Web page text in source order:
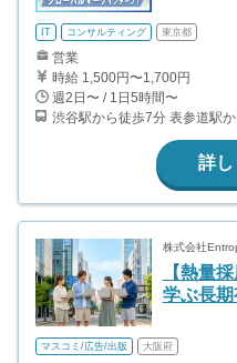
IT コンサルティング 東京都
営業
時給 1,500円〜1,700円
週2日〜 / 1日5時間〜
渋谷駅から徒歩7分 表参道駅
詳し
株式会社
【熱量
学ぶ長
マスコミ/広告/出版 大阪府